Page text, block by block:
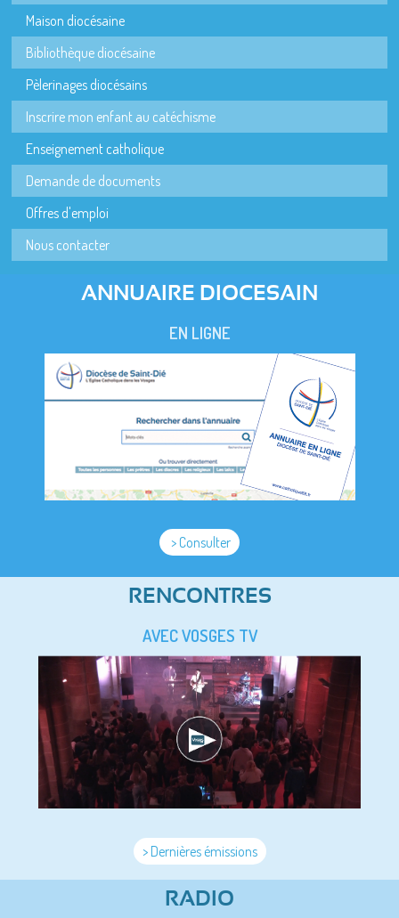
Maison diocésaine
Bibliothèque diocésaine
Pèlerinages diocésains
Inscrire mon enfant au catéchisme
Enseignement catholique
Demande de documents
Offres d'emploi
Nous contacter
ANNUAIRE DIOCESAIN
EN LIGNE
> Consulter
RENCONTRES
AVEC VOSGES TV
> Dernières émissions
RADIO